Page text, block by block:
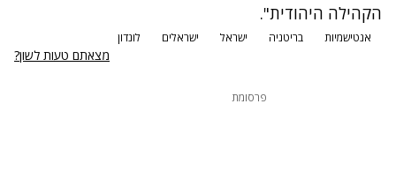
הקהילה היהודית".
אנטישמיות בריטניה ישראל ישראלים לונדון
מצאתם טעות לשון?
פרסומת